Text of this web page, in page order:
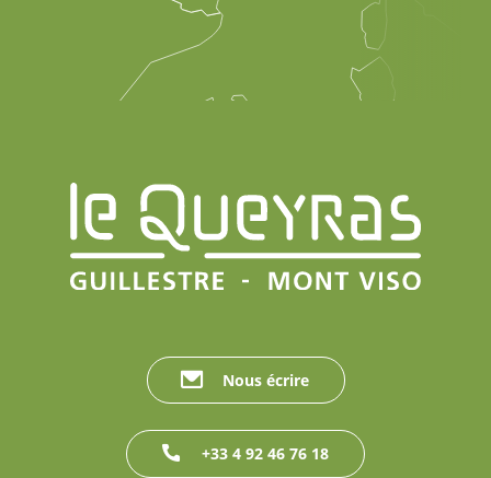
Nous écrire
+33 4 92 46 76 18